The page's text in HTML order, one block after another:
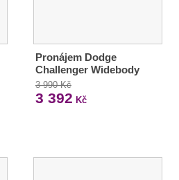
Pronájem Dodge
Challenger Widebody
3 990 Kč
3 392 Kč